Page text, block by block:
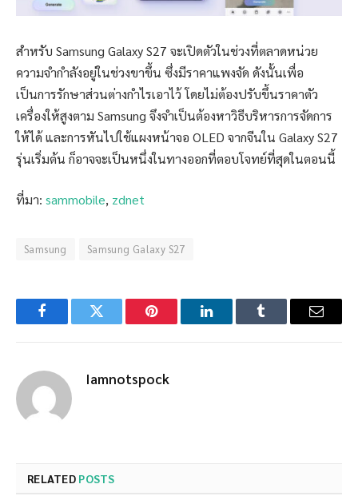
สำหรับ Samsung Galaxy S27 จะเปิดตัวในช่วงที่ตลาดหน่วย
ความจำกำลังอยู่ในช่วงขาขึ้น ซึ่งมีราคาแพงจัด ดังนั้นเพื่อ
เป็นการรักษาส่วนต่างกำไรเอาไว้ โดยไม่ต้องปรับขึ้นราคาตัว
เครื่องให้สูงตาม Samsung จึงจำเป็นต้องหาวิธีบริหารการจัดการ
ให้ได้ และการหันไปใช้แผงหน้าจอ OLED จากจีนใน Galaxy S27
รุ่นเริ่มต้น ก็อาจจะเป็นหนึ่งในทางออกที่ตอบโจทย์ที่สุดในตอนนี้
ที่มา: sammobile, zdnet
Samsung Samsung Galaxy S27
FacebookTwitter Pinterest LinkedInTumblr Email
Iamnotspock
RELATED POSTS